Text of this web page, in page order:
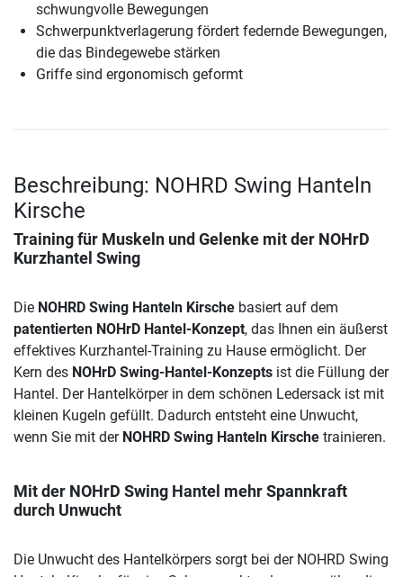
schwungvolle Bewegungen
Schwerpunktverlagerung fördert federnde Bewegungen,
die das Bindegewebe stärken
Griffe sind ergonomisch geformt
Beschreibung: NOHRD Swing Hanteln
Kirsche
Training für Muskeln und Gelenke mit der NOHrD
Kurzhantel Swing
Die NOHRD Swing Hanteln Kirsche basiert auf dem
patentierten NOHrD Hantel-Konzept, das Ihnen ein äußerst
effektives Kurzhantel-Training zu Hause ermöglicht. Der
Kern des NOHrD Swing-Hantel-Konzepts ist die Füllung der
Hantel. Der Hantelkörper in dem schönen Ledersack ist mit
kleinen Kugeln gefüllt. Dadurch entsteht eine Unwucht,
wenn Sie mit der NOHRD Swing Hanteln Kirsche trainieren.
Mit der NOHrD Swing Hantel mehr Spannkraft
durch Unwucht
Die Unwucht des Hantelkörpers sorgt bei der NOHRD Swing